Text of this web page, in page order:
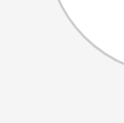
Outras
Passeio Vila
Passeio